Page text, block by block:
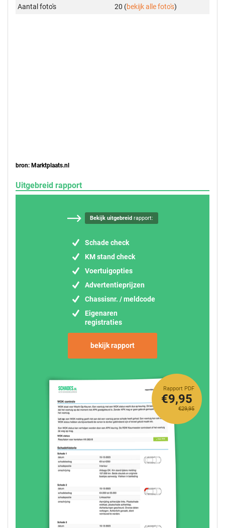
Aantal foto's 20 (bekijk alle foto's)
bron: Marktplaats.nl
Uitgebreid rapport
Bekijk uitgebreidrapport:
Schade check
KM stand check
Voertuigopties
Advertentieprijzen
Chassisnr. / meldcode
Eigenaren
registraties
bekijk rapport
Rapport PDF
€29,95
€9,95